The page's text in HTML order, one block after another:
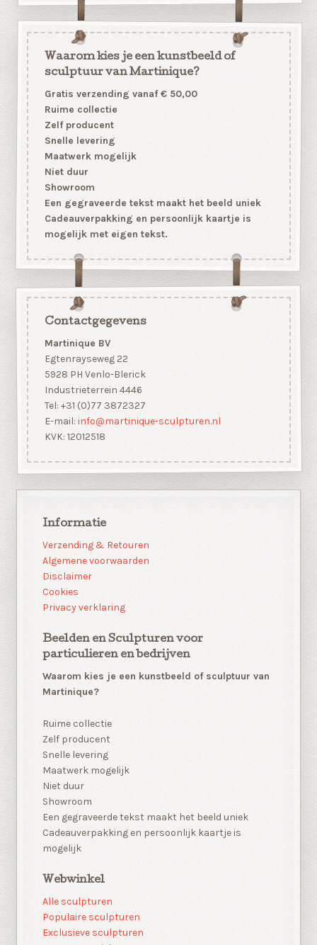
Waarom kies je een kunstbeeld of
sculptuur van Martinique?
Gratis verzending vanaf € 50,00
Ruime collectie
Zelf producent
Snelle levering
Maatwerk mogelijk
Niet duur
Showroom
Een gegraveerde tekst maakt het beeld uniek
Cadeauverpakking en persoonlijk kaartje is
mogelijk met eigen tekst.
Contactgegevens
Martinique BV
Egtenrayseweg 22
5928 PH Venlo-Blerick
Industrieterrein 4446
Tel: +31 (0)77 3872327
E-mail: info@martinique-sculpturen.nl
KVK: 12012518
Informatie
Verzending & Retouren
Algemene voorwaarden
Disclaimer
Cookies
Privacy verklaring
Beelden en Sculpturen voor
particulieren en bedrijven
Waarom kies je een kunstbeeld of sculptuur van
Martinique?
Ruime collectie
Zelf producent
Snelle levering
Maatwerk mogelijk
Niet duur
Showroom
Een gegraveerde tekst maakt het beeld uniek
Cadeauverpakking en persoonlijk kaartje is
mogelijk
Webwinkel
Alle sculpturen
Populaire sculpturen
Exclusieve sculpturen